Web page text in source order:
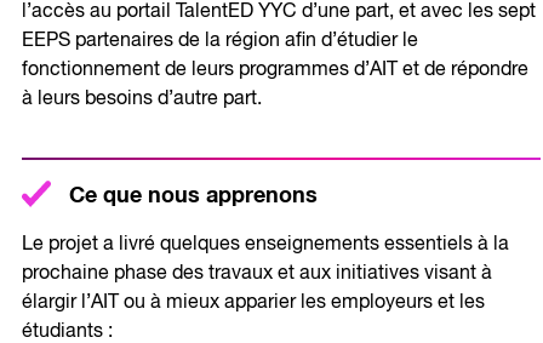
l’accès au portail TalentED YYC d’une part, et avec les sept
EEPS partenaires de la région afin d’étudier le
fonctionnement de leurs programmes d’AIT et de répondre
à leurs besoins d’autre part.
Ce que nous apprenons
Le projet a livré quelques enseignements essentiels à la
prochaine phase des travaux et aux initiatives visant à
élargir l’AIT ou à mieux apparier les employeurs et les
étudiants :